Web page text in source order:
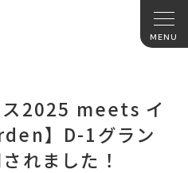
ス2025 meets イ
】D-1グラン
れました！